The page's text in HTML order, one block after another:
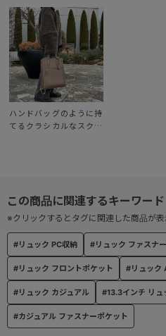
内装にはサイズの異なるポケット
頓もらくちん。
口が大きく開くの奥にしまい込ん
手持ち可能な2本のハンドルが付い
上品にお持ちいただけます。
背負った時に邪魔にならないよう
※自立型リュックですが、お荷物の
もございます。
※金属パーツは全てゴールドです。
【外装ポケット】
・フロントポケット×1
・背面ポケット×1
#リュック PC収納 #リュック ファスナ
#リュック フロントポケット #リュック
#リュック カジュアル #13.3インチ リュ
#カジュアル ファスナーポケット
※クリックするとタグに関連した商品が表
ハンドバッグのように持
てるクラシカルなスクエ